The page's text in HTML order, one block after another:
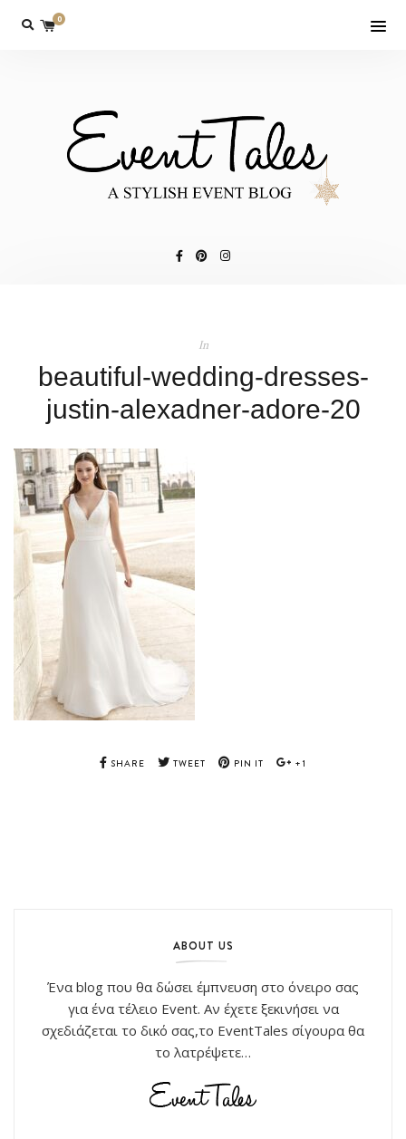
0
In
beautiful-wedding-dresses-
justin-alexadner-adore-20
SHARE TWEET PIN IT +1
ABOUT US
Ένα blog που θα δώσει έμπνευση στο όνειρο σας
για ένα τέλειο Event. Αν έχετε ξεκινήσει να
σχεδιάζεται το δικό σας,το EventTales σίγουρα θα
το λατρέψετε…